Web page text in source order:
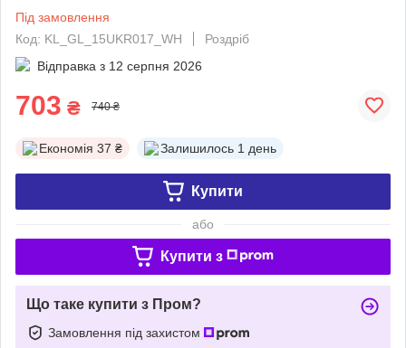
Під замовлення
Код: KL_GL_15UKR017_WH
Роздріб
Відправка з 12 серпня 2026
703 ₴ 740 ₴
Економія 37 ₴ Залишилось 1 день
Купити
або
Купити з
Що таке купити з Пром?
Замовлення під захистом